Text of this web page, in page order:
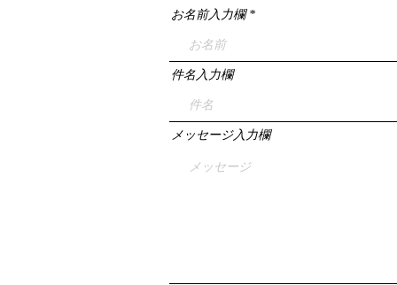
お名前入力欄
件名入力欄
メッセージ入力欄